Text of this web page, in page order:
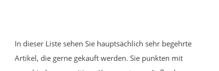
In dieser Liste sehen Sie hauptsächlich sehr begehrte
Artikel, die gerne gekauft werden. Sie punkten mit